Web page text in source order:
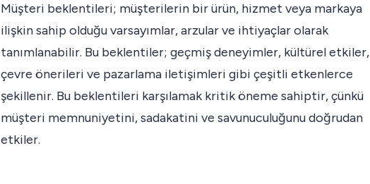
Müşteri beklentileri; müşterilerin bir ürün, hizmet veya markaya
ilişkin sahip olduğu varsayımlar, arzular ve ihtiyaçlar olarak
tanımlanabilir. Bu beklentiler; geçmiş deneyimler, kültürel etkiler,
çevre önerileri ve pazarlama iletişimleri gibi çeşitli etkenlerce
şekillenir. Bu beklentileri karşılamak kritik öneme sahiptir, çünkü
müşteri memnuniyetini, sadakatini ve savunuculuğunu doğrudan
etkiler.